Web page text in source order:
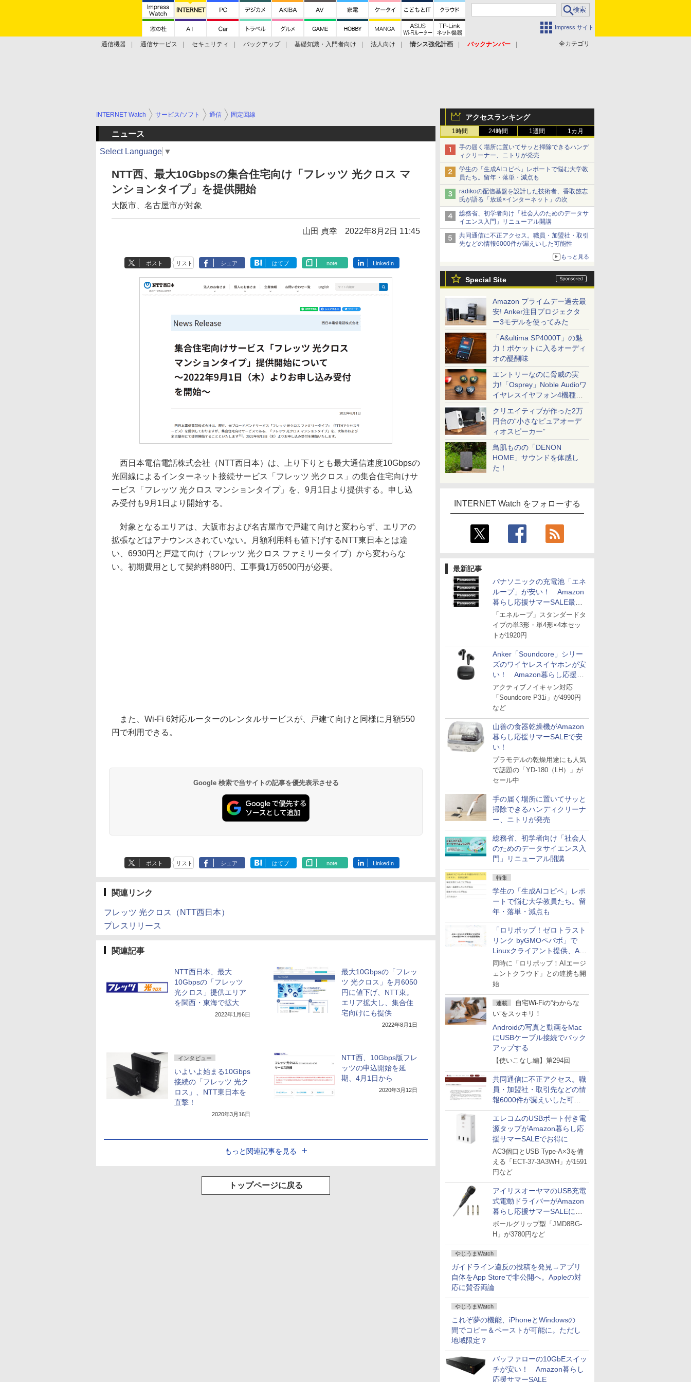
Impress サイト
全カテゴリ
通信機器 通信サービス セキュリティ バックアップ 基礎知識・入門者向け 法人向け 情シス強化計画
バックナンバー
アクセスランキング
1時間 24時間 1週間 1カ月
手の届く場所に置いてサッと掃除できるハンデ
ィクリーナー、ニトリが発売
学生の「生成AIコピペ」レポートで悩む大学教
員たち。留年・落単・減点も
radikoの配信基盤を設計した技術者、香取啓志
氏が語る「放送×インターネット」の次
総務省、初学者向け「社会人のためのデータサ
イエンス入門」リニューアル開講
共同通信に不正アクセス。職員・加盟社・取引
先などの情報6000件が漏えいした可能性
もっと見る
Special Site
Amazon プライムデー過去最
安! Anker注目プロジェクタ
ー3モデルを使ってみた
「A&ultima SP4000T」の魅
力！ポケットに入るオーディ
オの醍醐味
エントリーなのに脅威の実
力!「Osprey」Noble Audioワ
イヤレスイヤフォン4機種を
一気に聴く
クリエイティブが作った2万
円台の“小さなピュアオーデ
ィオスピーカー”
鳥肌ものの「DENON
HOME」サウンドを体感し
た！
INTERNET Watch をフォローする
最新記事
パナソニックの充電池「エネ
ループ」が安い！ Amazon
暮らし応援サマーSALE最終
日
「エネループ」スタンダードタ
イプの単3形・単4形×4本セッ
トが1920円
Anker「Soundcore」シリー
ズのワイヤレスイヤホンが安
い！ Amazon暮らし応援サ
マーSALE
アクティブノイキャン対応
「Soundcore P31i」が4990円
など
山善の食器乾燥機がAmazon
暮らし応援サマーSALEで安
い！
プラモデルの乾燥用途にも人気
で話題の「YD-180（LH）」が
セール中
手の届く場所に置いてサッと
掃除できるハンディクリーナ
ー、ニトリが発売
総務省、初学者向け「社会人
のためのデータサイエンス入
門」リニューアル開講
特集
学生の「生成AIコピペ」レポ
ートで悩む大学教員たち。留
年・落単・減点も
「ロリポップ！ゼロトラスト
リンク byGMOペパボ」で
Linuxクライアント提供、AI
エージェントの接続が容易に
同時に「ロリポップ！AIエージ
ェントクラウド」との連携も開
始
連載
自宅Wi-Fiの“わからな
い”をスッキリ！
Androidの写真と動画をMac
にUSBケーブル接続でバック
アップする
【使いこなし編】第294回
共同通信に不正アクセス。職
員・加盟社・取引先などの情
報6000件が漏えいした可能
性
エレコムのUSBポート付き電
源タップがAmazon暮らし応
援サマーSALEでお得に
AC3個口とUSB Type-A×3を備
える「ECT-37-3A3WH」が1591
円など
アイリスオーヤマのUSB充電
式電動ドライバーがAmazon
暮らし応援サマーSALEに登
場
ボールグリップ型「JMD8BG-
H」が3780円など
やじうまWatch
ガイドライン違反の投稿を発見→アプリ
自体をApp Storeで非公開へ。Appleの対
応に賛否両論
やじうまWatch
これぞ夢の機能、iPhoneとWindowsの
間でコピー＆ペーストが可能に。ただし
地域限定？
バッファローの10GbEスイッ
チが安い！ Amazon暮らし
応援サマーSALE
INTERNET Watch サービス/ソフト 通信 固定回線
ニュース
Select Language ▼
NTT西、最大10Gbpsの集合住宅向け「フレッツ 光クロス マ
ンションタイプ」を提供開始
大阪市、名古屋市が対象
山田 貞幸 2022年8月2日 11:45
ポスト リスト シェア はてブ note LinkedIn
西日本電信電話株式会社（NTT西日本）は、上り下りとも最大通信速度10Gbpsの
光回線によるインターネット接続サービス「フレッツ 光クロス」の集合住宅向けサ
ービス「フレッツ 光クロス マンションタイプ」を、9月1日より提供する。申し込
み受付も9月1日より開始する。
対象となるエリアは、大阪市および名古屋市で戸建て向けと変わらず、エリアの
拡張などはアナウンスされていない。月額利用料も値下げするNTT東日本とは違
い、6930円と戸建て向け（フレッツ 光クロス ファミリータイプ）から変わらな
い。初期費用として契約料880円、工事費1万6500円が必要。
また、Wi-Fi 6対応ルーターのレンタルサービスが、戸建て向けと同様に月額550
円で利用できる。
Google 検索で当サイトの記事を優先表示させる
ポスト リスト シェア はてブ note LinkedIn
関連リンク
フレッツ 光クロス（NTT西日本）
プレスリリース
関連記事
NTT西日本、最大
10Gbpsの「フレッツ
光クロス」提供エリア
を関西・東海で拡大
2022年1月6日
最大10Gbpsの「フレッ
ツ 光クロス」を月6050
円に値下げ、NTT東。
エリア拡大し、集合住
宅向けにも提供
2022年8月1日
インタビュー
いよいよ始まる10Gbps
接続の「フレッツ 光ク
ロス」、NTT東日本を
直撃！
2020年3月16日
NTT西、10Gbps版フレ
ッツの申込開始を延
期、4月1日から
2020年3月12日
もっと関連記事を見る
トップページに戻る